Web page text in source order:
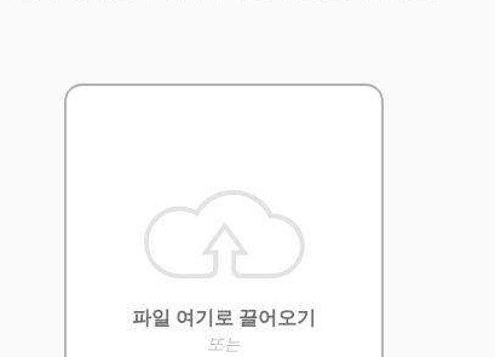
파일 여기로 끌어오기
또는